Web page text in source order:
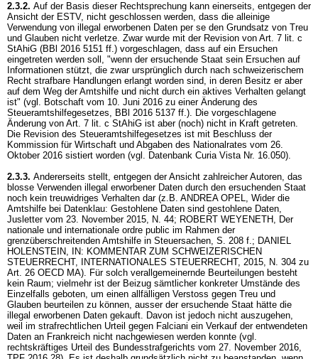
2.3.2. Auf der Basis dieser Rechtsprechung kann einerseits, entgegen der
Ansicht der ESTV, nicht geschlossen werden, dass die alleinige
Verwendung von illegal erworbenen Daten per se den Grundsatz von Treu
und Glauben nicht verletze. Zwar wurde mit der Revision von Art. 7 lit. c
StAhiG (BBl 2016 5151 ff.) vorgeschlagen, dass auf ein Ersuchen
eingetreten werden soll, "wenn der ersuchende Staat sein Ersuchen auf
Informationen stützt, die zwar ursprünglich durch nach schweizerischem
Recht strafbare Handlungen erlangt worden sind, in deren Besitz er aber
auf dem Weg der Amtshilfe und nicht durch ein aktives Verhalten gelangt
ist" (vgl. Botschaft vom 10. Juni 2016 zu einer Änderung des
Steueramtshilfegesetzes, BBl 2016 5137 ff.). Die vorgeschlagene
Änderung von Art. 7 lit. c StAhiG ist aber (noch) nicht in Kraft getreten.
Die Revision des Steueramtshilfegesetzes ist mit Beschluss der
Kommission für Wirtschaft und Abgaben des Nationalrates vom 26.
Oktober 2016 sistiert worden (vgl. Datenbank Curia Vista Nr. 16.050).
2.3.3. Andererseits stellt, entgegen der Ansicht zahlreicher Autoren, das
blosse Verwenden illegal erworbener Daten durch den ersuchenden Staat
noch kein treuwidriges Verhalten dar (z.B. ANDREA OPEL, Wider die
Amtshilfe bei Datenklau: Gestohlene Daten sind gestohlene Daten,
Jusletter vom 23. November 2015, N. 44; ROBERT WEYENETH, Der
nationale und internationale ordre public im Rahmen der
grenzüberschreitenden Amtshilfe in Steuersachen, S. 208 f.; DANIEL
HOLENSTEIN, IN: KOMMENTAR ZUM SCHWEIZERISCHEN
STEUERRECHT, INTERNATIONALES STEUERRECHT, 2015, N. 304 zu
Art. 26 OECD MA). Für solch verallgemeinernde Beurteilungen besteht
kein Raum; vielmehr ist der Beizug sämtlicher konkreter Umstände des
Einzelfalls geboten, um einen allfälligen Verstoss gegen Treu und
Glauben beurteilen zu können, ausser der ersuchende Staat hätte die
illegal erworbenen Daten gekauft. Davon ist jedoch nicht auszugehen,
weil im strafrechtlichen Urteil gegen Falciani ein Verkauf der entwendeten
Daten an Frankreich nicht nachgewiesen werden konnte (vgl.
rechtskräftiges Urteil des Bundesstrafgerichts vom 27. November 2016,